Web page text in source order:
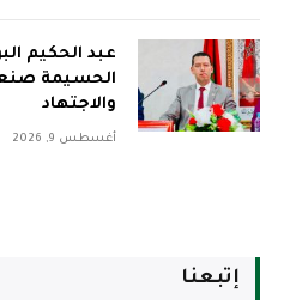
عبد الحكيم
الحسيمة
والاجتهاد
أغسطس 9, 2026
إتبعنا